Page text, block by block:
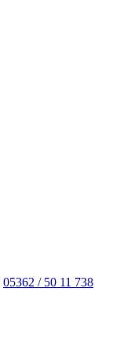
05362 / 50 11 738